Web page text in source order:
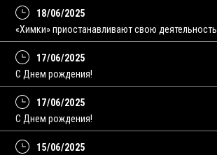
18/06/2025
«Химки» приостанавливают свою деятельность
17/06/2025
С Днем рождения!
17/06/2025
С Днем рождения!
15/06/2025